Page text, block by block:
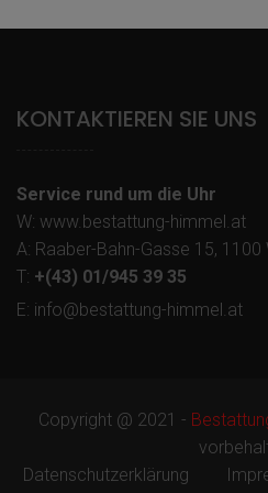
KONTAKTIEREN SIE UNS
Service rund um die Uhr
W: www.bestattung-himmel.at
A: Raaber-Bahn-Gasse 15, 1100
T: +(43) 01/945 39 35
E: info@bestattung-himmel.at
Copyright @ 2021 -
Datenschutzerklärung